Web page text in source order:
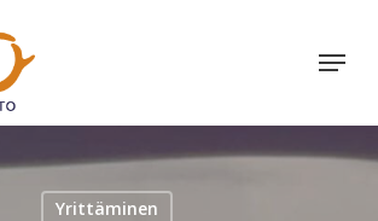
Menu
Yrittäminen